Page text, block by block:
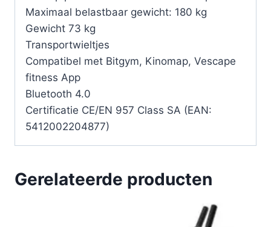
Maximaal belastbaar gewicht: 180 kg
Gewicht 73 kg
Transportwieltjes
Compatibel met Bitgym, Kinomap, Vescape
fitness App
Bluetooth 4.0
Certificatie CE/EN 957 Class SA (EAN:
5412002204877)
Gerelateerde producten